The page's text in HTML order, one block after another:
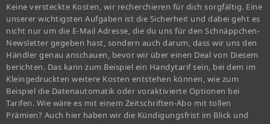
Keine versteckte Kosten, wir recherchieren für dich sorgfältig. Eine
unserer wichtigsten Aufgaben ist die Sicherheit und dabei geht es
nicht nur um die E-Mail Adresse, die du uns für den Schnäppchen-
Newsletter gegeben hast, sondern auch darum, dass wir uns den
Händler genau anschauen, bevor wir über einen Deal von Diesem
berichten. Das kann zum Beispiel ein Handytarif sein, bei dem im
Kleingedruckten weitere Kosten entstehen können, wie zum
Beispiel die Datenautomatik oder voraktivierte Optionen bei
Tarifen. Wie wäre es mit einem Zeitschriften-Abo mit tollen
Prämien? Auch hier haben wir die Kündigungsfrist im Blick und